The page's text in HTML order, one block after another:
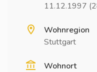
11.12.1997
Wohnregion
Stuttgart
Wohnort